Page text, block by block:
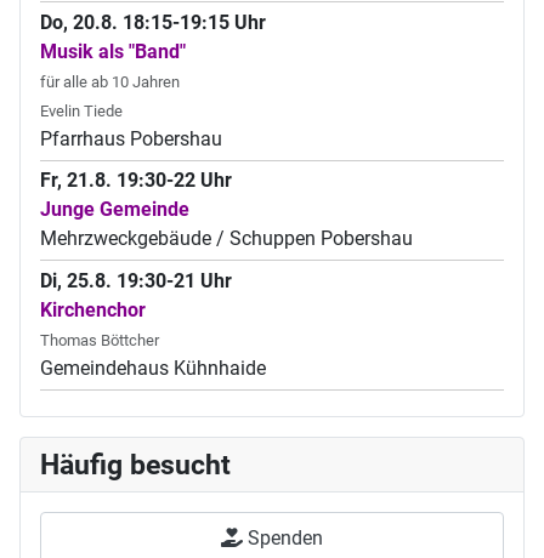
Do, 20.8. 18:15-19:15 Uhr
Musik als "Band"
für alle ab 10 Jahren
Evelin Tiede
Pfarrhaus Pobershau
Fr, 21.8. 19:30-22 Uhr
Junge Gemeinde
Mehrzweckgebäude / Schuppen Pobershau
Di, 25.8. 19:30-21 Uhr
Kirchenchor
Thomas Böttcher
Gemeindehaus Kühnhaide
Häufig besucht
Spenden